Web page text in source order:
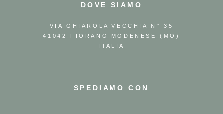
DOVE SIAMO
VIA GHIAROLA VECCHIA N° 35
41042 FIORANO MODENESE (MO)
ITALIA
SPEDIAMO CON